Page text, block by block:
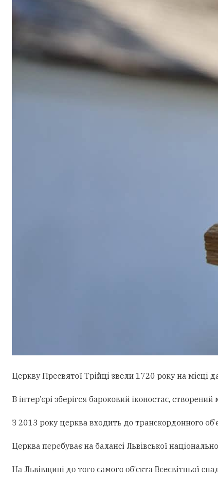
Церкву Пресвятої Трійці звели 1720 року на місці
В інтер’єрі зберігся бароковий іконостас,
З 2013 року церква входить до транскордонного
Церква перебуває на балансі Львівської
На Львівщині до того самого об’єкта Всесвітньої